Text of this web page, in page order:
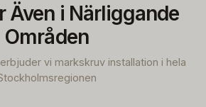
Även i Närliggande
Områden
vi markskruv installation i hela